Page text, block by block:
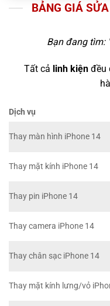
BẢNG GIÁ
Bạn đang tìm: "
Tất cả linh kiện đều
Dịch vụ
Thay màn hình iPhone 14
Thay mặt kính iPhone 14
Thay pin iPhone 14
Thay camera iPhone 14
Thay chân sạc iPhone 14
Thay mặt kính lưng/vỏ